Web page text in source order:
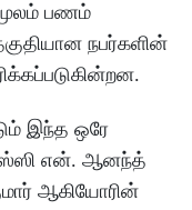
பணம்
நபர்களின்
இந்த ஒரே
என். ஆனந்த்
ஆகியோரின்